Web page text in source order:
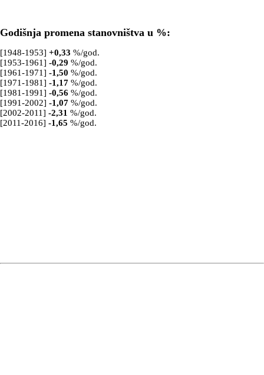
Godišnja promena stanovništva u %:
[1948-1953] +0,33 %/god.
[1953-1961] -0,29 %/god.
[1961-1971] -1,50 %/god.
[1971-1981] -1,17 %/god.
[1981-1991] -0,56 %/god.
[1991-2002] -1,07 %/god.
[2002-2011] -2,31 %/god.
[2011-2016] -1,65 %/god.